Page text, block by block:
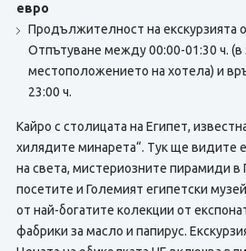
евро
Продължителност на екскурзията
Отпътуване между 00:00-01:30 ч. (в
местоположението на хотела) и
23:00 ч.
Кайро с столицата на Египет,
хилядите минарета“. Тук ще видите
на света, мистериозните пирамиди в
посетите и Големият египетски
от най-богатите колекции от
фабрики за масло и папирус.